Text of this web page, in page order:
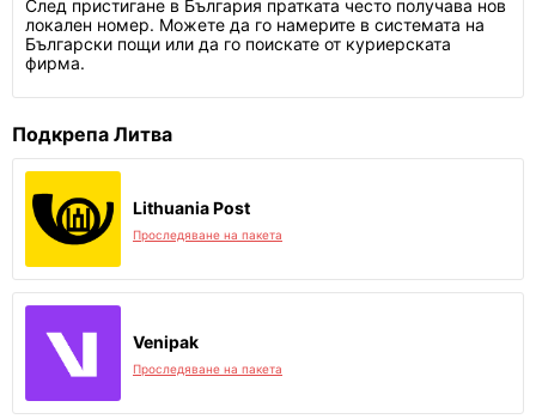
След пристигане в България пратката често получава нов
локален номер. Можете да го намерите в системата на
Български пощи или да го поискате от куриерската
фирма.
Подкрепа Литва
Lithuania Post
Проследяване на пакета
Venipak
Проследяване на пакета